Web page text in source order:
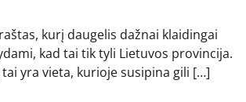
kurį daugelis dažnai klaidingai
kad tai tik tyli Lietuvos provincija.
yra vieta, kurioje susipina gili […]